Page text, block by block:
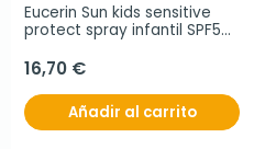
Eucerin Sun kids sensitive
protect spray infantil SPF50,
16,70 €
Añadir al carrito